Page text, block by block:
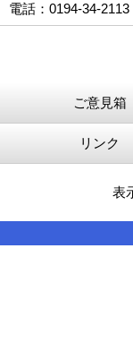
電話 ：0194-34-2113
ご意見箱
リンク
表